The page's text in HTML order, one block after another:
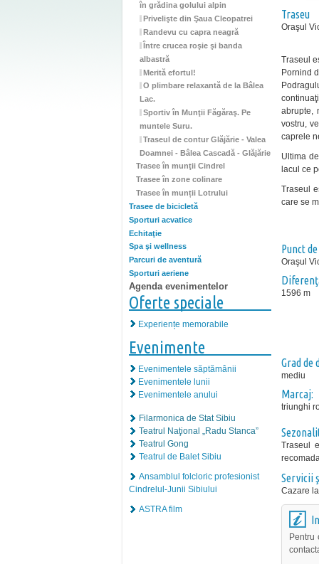
în grădina golului alpin
Privelişte din Şaua Cleopatrei
Randevu cu capra neagră
Între crucea roşie şi banda
albastră
Merită efortul!
O plimbare relaxantă de la Bâlea
Lac.
Sportiv în Munţii Făgăraş. Pe
muntele Suru.
Traseul de contur Glăjărie - Valea
Doamnei - Bâlea Cascadă - Glăjărie
Trasee în munţii Cindrel
Trasee în zone colinare
Trasee în munții Lotrului
Trasee de bicicletă
Sporturi acvatice
Echitaţie
Spa şi wellness
Parcuri de aventură
Sporturi aeriene
Agenda evenimentelor
Oferte speciale
Experiențe memorabile
Evenimente
Evenimentele săptămânii
Evenimentele lunii
Evenimentele anului
Filarmonica de Stat Sibiu
Teatrul Naţional „Radu Stanca”
Teatrul Gong
Teatrul de Balet Sibiu
Ansamblul folcloric profesionist
Cindrelul-Junii Sibiului
ASTRA film
Traseu
Oraşul
Traseul
Pornind
abrupte,
vostru,
caprele
Ultima
lacul ce
Traseul
care se
Punct
Oraşul
1596 m
Grad de
mediu
Marcaj:
triunghi
Traseul
Servicii
Cazare
Pentru